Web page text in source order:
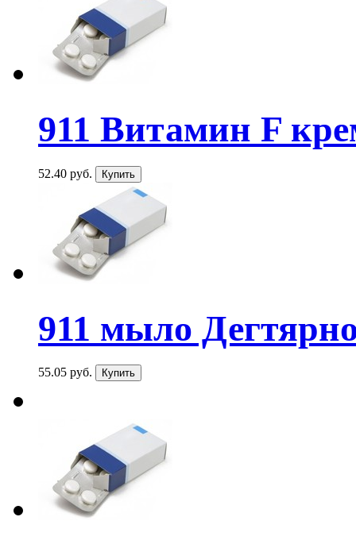
911 Витамин F
52.40 руб.
911 мыло
55.05 руб.